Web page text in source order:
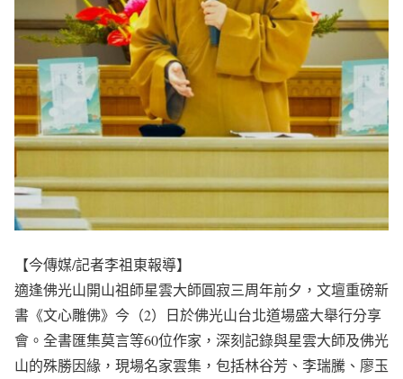
【今傳媒/記者李祖東報導】
適逢佛光山開山祖師星雲大師圓寂三周年前夕，文壇重磅新
書《文心雕佛》今（2）日於佛光山台北道場盛大舉行分享
會。全書匯集莫言等60位作家，深刻記錄與星雲大師及佛光
山的殊勝因緣，現場名家雲集，包括林谷芳、李瑞騰、廖玉